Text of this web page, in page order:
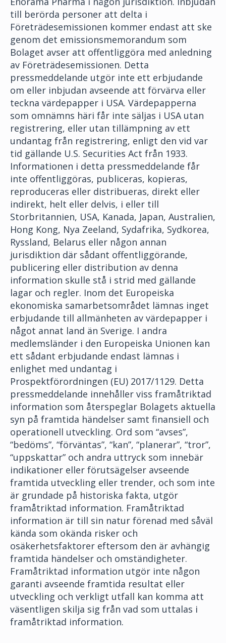
till berörda personer att delta i
Företrädesemissionen kommer endast att ske
genom det emissionsmemorandum som
Bolaget avser att offentliggöra med anledning
av Företrädesemissionen. Detta
pressmeddelande utgör inte ett erbjudande
om eller inbjudan avseende att förvärva eller
teckna värdepapper i USA. Värdepapperna
som omnämns häri får inte säljas i USA utan
registrering, eller utan tillämpning av ett
undantag från registrering, enligt den vid var
tid gällande U.S. Securities Act från 1933.
Informationen i detta pressmeddelande får
inte offentliggöras, publiceras, kopieras,
reproduceras eller distribueras, direkt eller
indirekt, helt eller delvis, i eller till
Storbritannien, USA, Kanada, Japan, Australien,
Hong Kong, Nya Zeeland, Sydafrika, Sydkorea,
Ryssland, Belarus eller någon annan
jurisdiktion där sådant offentliggörande,
publicering eller distribution av denna
information skulle stå i strid med gällande
lagar och regler. Inom det Europeiska
ekonomiska samarbetsområdet lämnas inget
erbjudande till allmänheten av värdepapper i
något annat land än Sverige. I andra
medlemsländer i den Europeiska Unionen kan
ett sådant erbjudande endast lämnas i
enlighet med undantag i
Prospektförordningen (EU) 2017/1129. Detta
pressmeddelande innehåller viss framåtriktad
information som återspeglar Bolagets aktuella
syn på framtida händelser samt finansiell och
operationell utveckling. Ord som “avses”,
“bedöms”, “förväntas”, “kan”, “planerar”, “tror”,
“uppskattar” och andra uttryck som innebär
indikationer eller förutsägelser avseende
framtida utveckling eller trender, och som inte
är grundade på historiska fakta, utgör
framåtriktad information. Framåtriktad
information är till sin natur förenad med såväl
kända som okända risker och
osäkerhetsfaktorer eftersom den är avhängig
framtida händelser och omständigheter.
Framåtriktad information utgör inte någon
garanti avseende framtida resultat eller
utveckling och verkligt utfall kan komma att
väsentligen skilja sig från vad som uttalas i
framåtriktad information.